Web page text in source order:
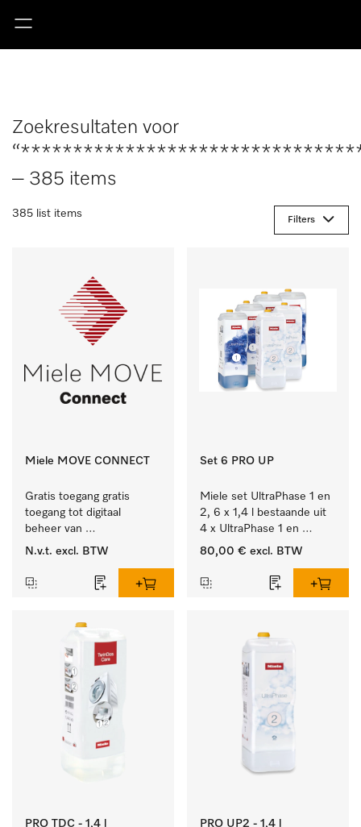
Zoekresultaten voor
– 385 items
385 list items
Filters
Miele MOVE CONNECT
Gratis toegang gratis
toegang tot digitaal
beheer van
Miele Professional
N.v.t. excl. BTW
Set 6 PRO UP
Miele set UltraPhase 1 en
2, 6 x 1,4 l bestaande uit
4 x UltraPhase 1 en
2 x UltraPhase 2.
80,00 € excl. BTW
PRO TDC - 1,4 l PRO UP2 - 1,4 l